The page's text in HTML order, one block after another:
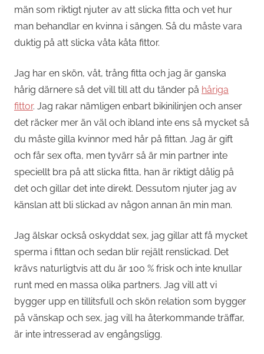
män som riktigt njuter av att slicka fitta och vet hur
man behandlar en kvinna i sängen. Så du måste vara
duktig på att slicka våta kåta fittor.
Jag har en skön, våt, trång fitta och jag är ganska
hårig därnere så det vill till att du tänder på håriga
fittor. Jag rakar nämligen enbart bikinilinjen och anser
det räcker mer än väl och ibland inte ens så mycket så
du måste gilla kvinnor med hår på fittan. Jag är gift
och får sex ofta, men tyvärr så är min partner inte
speciellt bra på att slicka fitta, han är riktigt dålig på
det och gillar det inte direkt. Dessutom njuter jag av
känslan att bli slickad av någon annan än min man.
Jag älskar också oskyddat sex, jag gillar att få mycket
sperma i fittan och sedan blir rejält renslickad. Det
krävs naturligtvis att du är 100 % frisk och inte knullar
runt med en massa olika partners. Jag vill att vi
bygger upp en tillitsfull och skön relation som bygger
på vänskap och sex, jag vill ha återkommande träffar,
är inte intresserad av engångsligg.